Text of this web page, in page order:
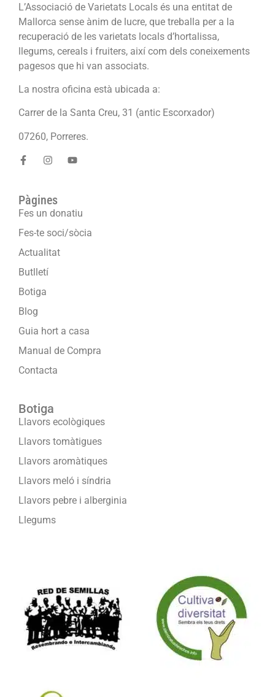
L’Associació de Varietats Locals és una entitat de
Mallorca sense ànim de lucre, que treballa per a la
recuperació de les varietats locals d’hortalissa,
llegums, cereals i fruiters, així com dels coneixements
pagesos que hi van associats.
La nostra oficina està ubicada a:
Carrer de la Santa Creu, 31 (antic Escorxador)
07260, Porreres.
Pàgines
Fes un donatiu
Fes-te soci/sòcia
Actualitat
Butlletí
Botiga
Blog
Guia hort a casa
Manual de Compra
Contacta
Botiga
Llavors ecològiques
Llavors tomàtigues
Llavors aromàtiques
Llavors meló i síndria
Llavors pebre i alberginia
Llegums